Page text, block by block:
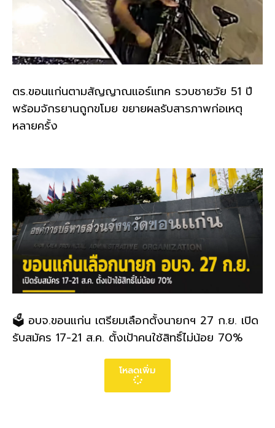
ตร.ขอนแก่นตามสัญญาณแอร์แทค รวบชายวัย 51 ปี
พร้อมจักรยานถูกขโมย ขยายผลรับสารภาพก่อเหตุ
หลายครั้ง
🗳️ อบจ.ขอนแก่น เตรียมเลือกตั้งนายกฯ 27 ก.ย. เปิด
รับสมัคร 17-21 ส.ค. ตั้งเป้าคนใช้สิทธิ์ไม่น้อย 70%
โหลดเพิ่ม